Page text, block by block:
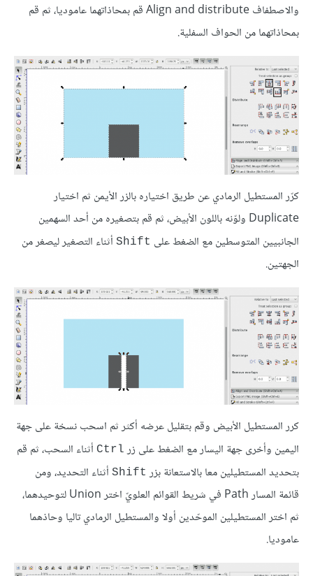
والاصطفاف Align and distribute قم بمحاذاتهما عاموديا، ثم قم
بمحاذاتهما من الحواف السفلية.
كرّر المستطيل الرمادي عن طريق اختياره بالزر الأيمن ثم اختيار
Duplicate ولوّنه باللون الأبيض، ثم قم بتصغيره من أحد السهمين
الجانبيين المتوسطين مع الضغط على Shift أثناء التصغير ليصغر من
الجهتين.
كرر المستطيل الأبيض وقم بتقليل عرضه أكثر ثم اسحب نسخة على جهة
اليمين وأخرى جهة اليسار مع الضغط على زر Ctrl أثناء السحب، ثم قم
بتحديد المستطيلين معا بالاستعانة بزر Shift أثناء التحديد، ومن
قائمة المسار Path في شريط القوائم العلويّ اختر Union لتوحيدهما،
ثم اختر المستطيلين الموحّدين أولا والمستطيل الرمادي تاليا وحاذهما
عاموديا.